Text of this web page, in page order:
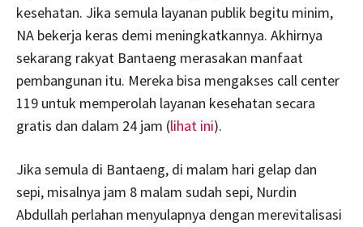
kesehatan. Jika semula layanan publik begitu minim,
NA bekerja keras demi meningkatkannya. Akhirnya
sekarang rakyat Bantaeng merasakan manfaat
pembangunan itu. Mereka bisa mengakses call center
119 untuk memperolah layanan kesehatan secara
gratis dan dalam 24 jam (lihat ini).
Jika semula di Bantaeng, di malam hari gelap dan
sepi, misalnya jam 8 malam sudah sepi, Nurdin
Abdullah perlahan menyulapnya dengan merevitalisasi